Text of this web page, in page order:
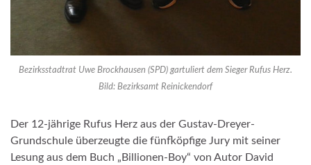
Bezirksstadtrat Uwe Brockhausen (SPD) gartuliert dem Sieger Rufus Herz.
Bild: Bezirksamt Reinickendorf
Der 12-jährige Rufus Herz aus der Gustav-Dreyer-
Grundschule überzeugte die fünfköpfige Jury mit seiner
Lesung aus dem Buch „Billionen-Boy“ von Autor David